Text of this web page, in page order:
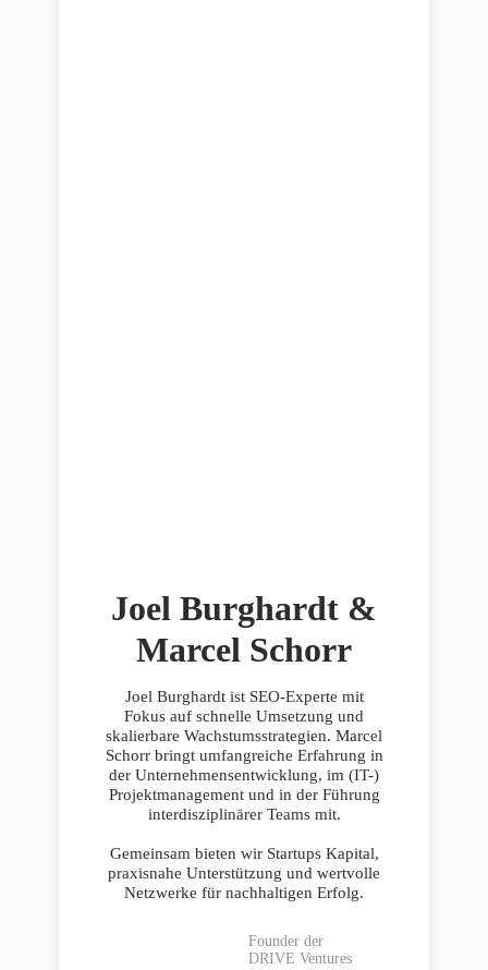
Joel Burghardt &
Marcel Schorr
Joel Burghardt ist SEO-Experte mit
Fokus auf schnelle Umsetzung und
skalierbare Wachstumsstrategien. Marcel
Schorr bringt umfangreiche Erfahrung in
der Unternehmensentwicklung, im (IT-)
Projektmanagement und in der Führung
interdisziplinärer Teams mit.
Gemeinsam bieten wir Startups Kapital,
praxisnahe Unterstützung und wertvolle
Netzwerke für nachhaltigen Erfolg.
Founder der
DRIVE Ventures